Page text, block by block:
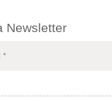
Newsletter